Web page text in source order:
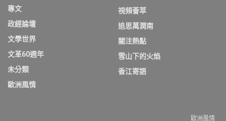
專文
政經論壇
文學世界
文革60週年
未分類
歐洲風情
視頻薈萃
追思萬潤南
關注熱點
雪山下的火焰
香江寄語
歐洲風情